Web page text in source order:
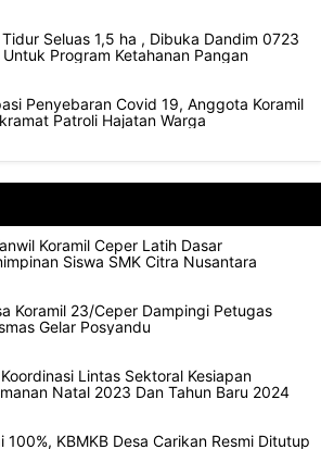
Seluas 1,5 ha , Dibuka Dandim 0723
Untuk Program Ketahanan Pangan
Penyebaran Covid 19, Anggota Koramil
Patroli Hajatan Warga
Koramil Ceper Latih Dasar
Siswa SMK Citra Nusantara
Koramil 23/Ceper Dampingi Petugas
Gelar Posyandu
Lintas Sektoral Kesiapan
Natal 2023 Dan Tahun Baru 2024
100%, KBMKB Desa Carikan Resmi Ditutup